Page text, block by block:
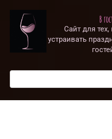
контенту
В
Сайт для
устраивать
Поиск: